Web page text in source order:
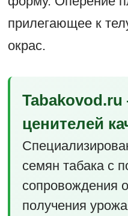
прилегающее к
окрас.
ценителей
семян табака с
сопровождения
получения